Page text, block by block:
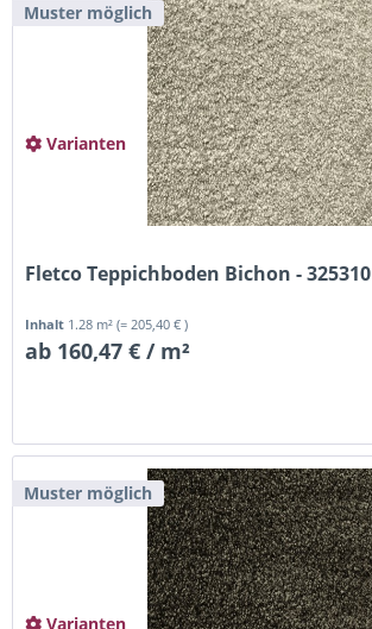
Muster möglich
Fletco Teppichboden Bichon - 325310
Inhalt 1.28 m²(= 205,40 € )
ab 160,47 € / m²
Varianten
Muster möglich
Varianten